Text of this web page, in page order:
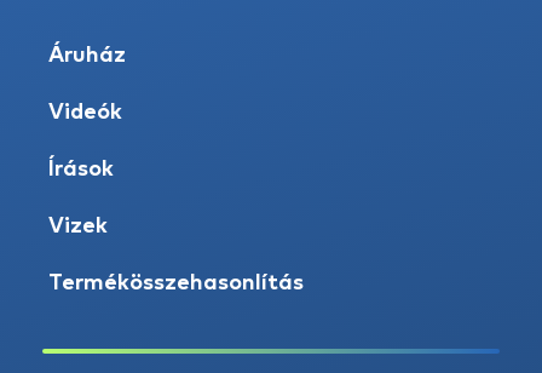
Áruház
Videók
Írások
Vizek
Termékösszehasonlítás